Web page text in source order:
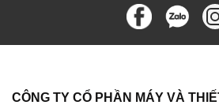
CÔNG TY CỔ PHẦN MÁY VÀ